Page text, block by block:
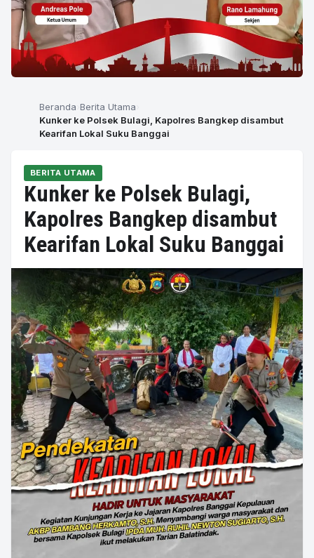
Beranda Berita Utama
Kunker ke Polsek Bulagi, Kapolres Bangkep disambut
Kearifan Lokal Suku Banggai
BERITA UTAMA
Kunker ke Polsek Bulagi,
Kapolres Bangkep disambut
Kearifan Lokal Suku Banggai